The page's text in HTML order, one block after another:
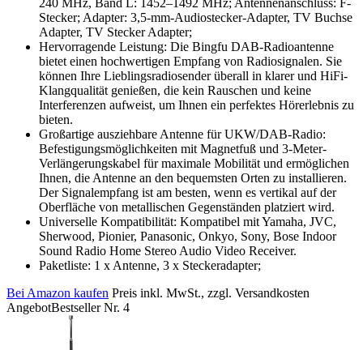
Stecker; Adapter: 3,5-mm-Audiostecker-Adapter, TV Buchse
Adapter, TV Stecker Adapter;
Hervorragende Leistung: Die Bingfu DAB-Radioantenne
bietet einen hochwertigen Empfang von Radiosignalen. Sie
können Ihre Lieblingsradiosender überall in klarer und HiFi-
Klangqualität genießen, die kein Rauschen und keine
Interferenzen aufweist, um Ihnen ein perfektes Hörerlebnis zu
bieten.
Großartige ausziehbare Antenne für UKW/DAB-Radio:
Befestigungsmöglichkeiten mit Magnetfuß und 3-Meter-
Verlängerungskabel für maximale Mobilität und ermöglichen
Ihnen, die Antenne an den bequemsten Orten zu installieren.
Der Signalempfang ist am besten, wenn es vertikal auf der
Oberfläche von metallischen Gegenständen platziert wird.
Universelle Kompatibilität: Kompatibel mit Yamaha, JVC,
Sherwood, Pionier, Panasonic, Onkyo, Sony, Bose Indoor
Sound Radio Home Stereo Audio Video Receiver.
Paketliste: 1 x Antenne, 3 x Steckeradapter;
Bei Amazon kaufen Preis inkl. MwSt., zzgl. Versandkosten
AngebotBestseller Nr. 4